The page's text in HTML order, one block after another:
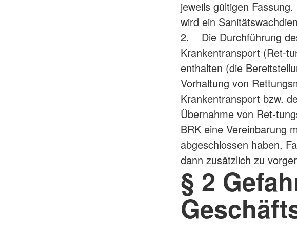
jeweils gültigen
wird ein
2. Die Durchführung
Krankentransport (Ret-
enthalten (die
Vorhaltung von
Krankentransport bzw.
Übernahme von Ret-
BRK eine Vereinbarung
abgeschlossen haben.
dann zusätzlich zu
§ 2